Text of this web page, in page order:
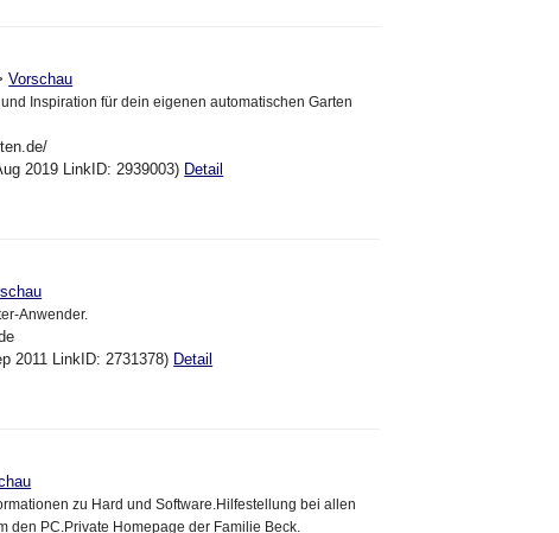
Vorschau
Inspiration für dein eigenen automatischen Garten
2019 LinkID: 2939003) Detail
Anwender.
2011 LinkID: 2731378) Detail
zu Hard und Software.Hilfestellung bei allen
den PC.Private Homepage der Familie Beck.